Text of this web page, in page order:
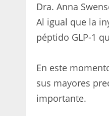
Dra. Anna
Al igual que la
péptido GLP-1
En este
sus mayores
importante.